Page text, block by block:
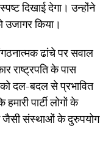
दिखाई देगा। उन्होंने
किया।
ढांचे पर सवाल
राष्ट्रपति के पास
दल-बदल से प्रभावित
पार्टी लोगों के
जैसी संस्थाओं के दुरुपयोग